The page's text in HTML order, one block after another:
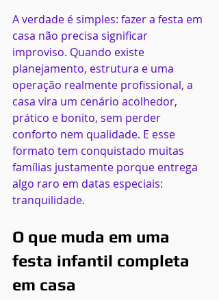
A verdade é simples: fazer a festa em
casa não precisa significar
improviso. Quando existe
planejamento, estrutura e uma
operação realmente profissional, a
casa vira um cenário acolhedor,
prático e bonito, sem perder
conforto nem qualidade. E esse
formato tem conquistado muitas
famílias justamente porque entrega
algo raro em datas especiais:
tranquilidade.
O que muda em uma
festa infantil completa
em casa